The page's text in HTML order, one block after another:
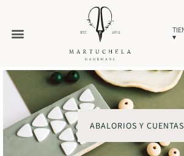
ABALORIOS Y CUENTAS